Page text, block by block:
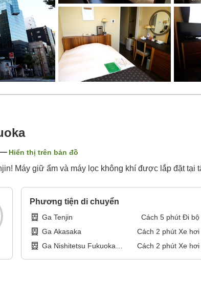
Hiển thị trên bản đồ
Máy giữ ẩm và máy lọc không khí được lắp đặt tại
Phương tiện di chuyển
Ga Tenjin Cách 5phút Đi bộ
Ga Akasaka
Cách 2 phút Xe hơi
Ga Nishitetsu Fukuoka
Cách 2 phút Xe hơi